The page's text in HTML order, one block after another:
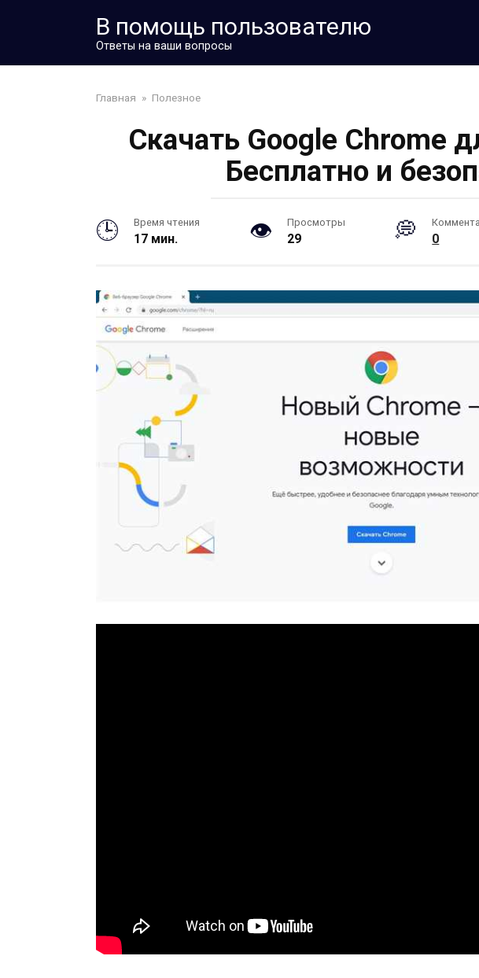
В помощь пользователю
Ответы на ваши вопросы
Главная » Полезное
Скачать Google Chrome
Бесплатно и
Время чтения
17 мин.
Просмотры
29 0